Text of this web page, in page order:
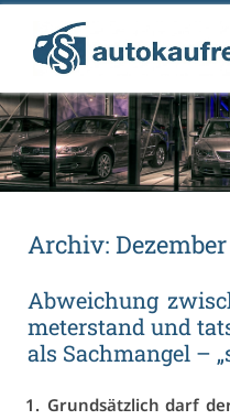
Ar­chiv:
Ab­wei­chung
me­ter­stand und
als Sach­man­gel –
Grund­sätz­lich darf